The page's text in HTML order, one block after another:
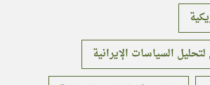
لتحليل السياسات الإيرانية